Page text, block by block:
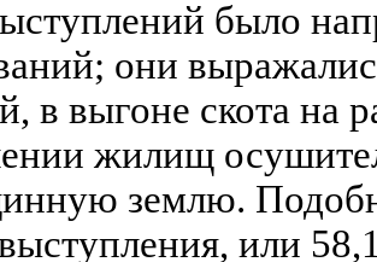
было
они
в выгоне скота на
жилищ
землю.
или